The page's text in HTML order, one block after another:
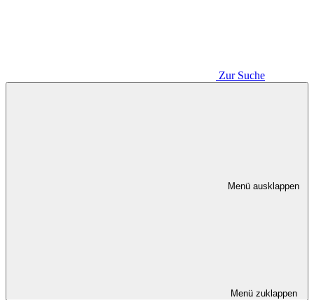
Zur Suche
Menü ausklappen
Menü zuklappen